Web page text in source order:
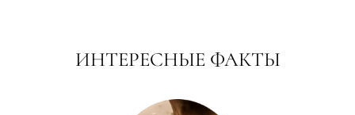
ИНТЕРЕСНЫЕ ФАКТЫ